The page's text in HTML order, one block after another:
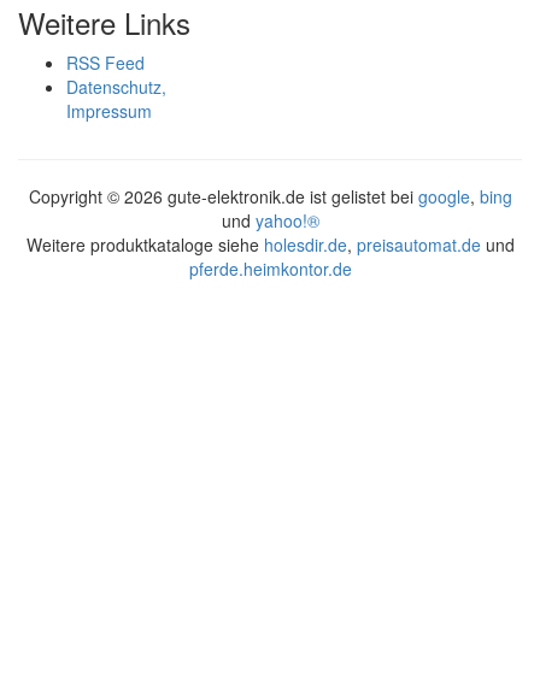
Weitere Links
RSS Feed
Datenschutz,
Impressum
Copyright © 2026 gute-elektronik.de ist gelistet bei google, bing
und yahoo!®
Weitere produktkataloge siehe holesdir.de, preisautomat.deund
pferde.heimkontor.de